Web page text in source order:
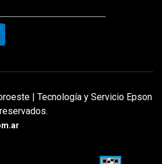
| Tecnología y Servicio Epson